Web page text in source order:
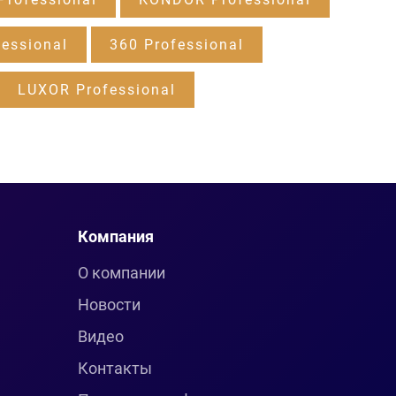
360 Professional
LUXOR Professional
Компания
О компании
Новости
Видео
Контакты